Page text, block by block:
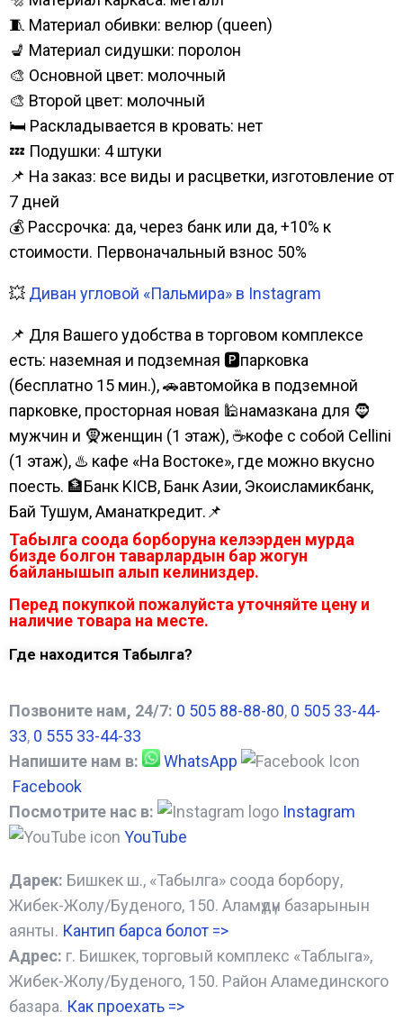
🧵 Материал обивки: велюр (queen)
💺 Материал сидушки: поролон
🎨 Основной цвет: молочный
🎨 Второй цвет: молочный
🛏️ Раскладывается в кровать: нет
💤 Подушки: 4 штуки
📌 На заказ: все виды и расцветки, изготовление от
7 дней
💰 Рассрочка: да, через банк или да, +10% к
стоимости. Первоначальный взнос 50%
💥 Диван угловой «Пальмира» в Instagram
📌 Для Вашего удобства в торговом комплексе
есть: наземная и подземная 🅿парковка
(бесплатно 15 мин.), 🚗автомойка в подземной
парковке, просторная новая 🕌намазкана для 🧔
мужчин и 🧕женщин (1 этаж), ☕кофе с собой Cellini
(1 этаж), ♨️ кафе «На Востоке», где можно вкусно
поесть. 🏦Банк KICB, Банк Азии, Экоисламикбанк,
Бай Тушум, Аманаткредит.📌
Табылга соода борборуна келээрден мурда
бизде болгон таварлардын бар жогун
байланышып алып келиниздер.
Перед покупкой пожалуйста уточняйте цену и
наличие товара на месте.
Где находится Табылга?
Позвоните нам, 24/7: 0 505 88-88-80, 0 505 33-44-
33, 0 555 33-44-33
Напишите нам в:
WhatsApp
Facebook
Посмотрите нас в:
Instagram
YouTube
Дарек: Бишкек ш., «Табылга» соода борбору,
Жибек-Жолу/Буденого, 150. Аламүдүн базарынын
аянты. Кантип барса болот =>
Адрес: г. Бишкек, торговый комплекс «Таблыга»,
Жибек-Жолу/Буденого, 150. Район Аламединского
базара. Как проехать =>